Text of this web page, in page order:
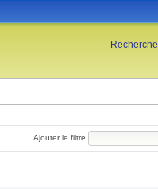
Recherche
Ajouter le filtre